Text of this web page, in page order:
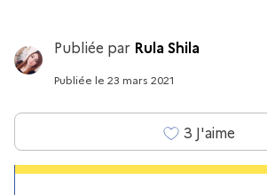
Publiée par Rula Shila
Publiée le 23 mars 2021
3 J'aime